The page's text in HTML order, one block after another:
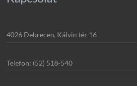
4026 Debrecen, Kálvin tér 16
Telefon: (52) 518-540